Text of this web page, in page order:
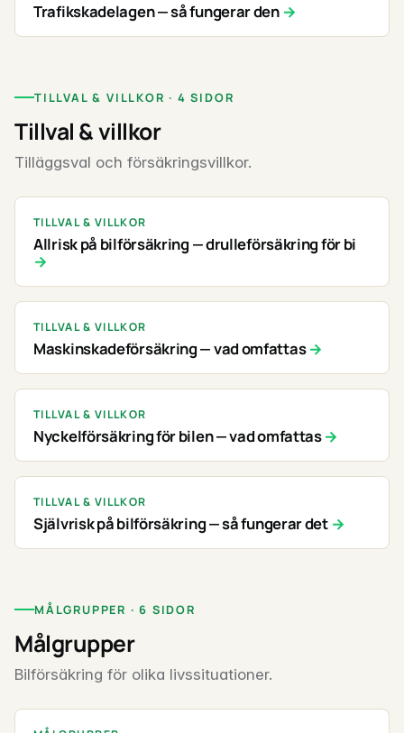
Trafikskadelagen — så fungerar den
TILLVAL & VILLKOR · 4 SIDOR
Tillval & villkor
Tilläggsval och försäkringsvillkor.
TILLVAL & VILLKOR
Allrisk på bilförsäkring — drulleförsäkring för bi
TILLVAL & VILLKOR
Maskinskadeförsäkring — vad omfattas
TILLVAL & VILLKOR
Nyckelförsäkring för bilen — vad omfattas
TILLVAL & VILLKOR
Självrisk på bilförsäkring — så fungerar det
MÅLGRUPPER · 6 SIDOR
Målgrupper
Bilförsäkring för olika livssituationer.